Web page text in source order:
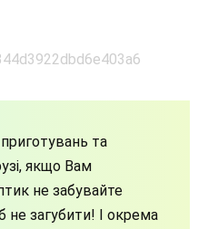
та
якщо Вам
не забувайте
не загубити! І окрема